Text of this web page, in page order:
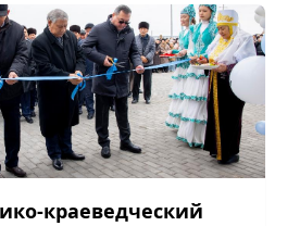
краеведческий